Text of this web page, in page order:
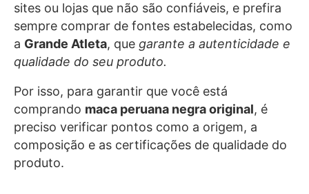
sites ou lojas que não são confiáveis, e prefira
sempre comprar de fontes estabelecidas, como
a Grande Atleta, que garante a autenticidade e
qualidade do seu produto.
Por isso, para garantir que você está
comprando maca peruana negra original, é
preciso verificar pontos como a origem, a
composição e as certificações de qualidade do
produto.